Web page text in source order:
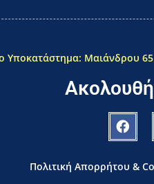
Υποκατάστημα: Μαιάνδρου
Πολιτική Απορρήτου &